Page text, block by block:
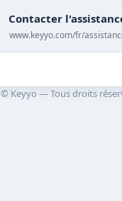
Contacter
www.keyyo.com/fr/
© Keyyo — Tous droits